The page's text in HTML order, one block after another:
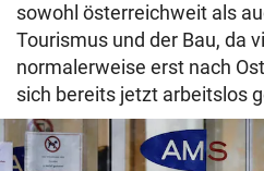
sowohl österreichweit als
Tourismus und der Bau, da
normalerweise erst nach
sich bereits jetzt arbeitslos